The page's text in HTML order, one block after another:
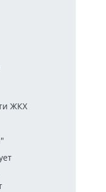
ЖКХ